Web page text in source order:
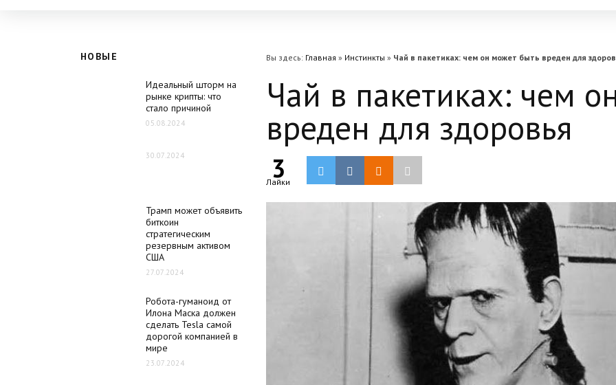
НОВЫЕ
Идеальный шторм на
рынке крипты: что
стало причиной
05.08.2024
30.07.2024
Трамп может объявить
биткоин
стратегическим
резервным активом
США
27.07.2024
Робота-гуманоид от
Илона Маска должен
сделать Tesla самой
дорогой компанией в
мире
23.07.2024
Вы здесь: Главная » Инстинкты » Чай в пакетиках: чем он может быть вреден для
Чай в пакетиках: чем
вреден для здоровья
3
Лайки